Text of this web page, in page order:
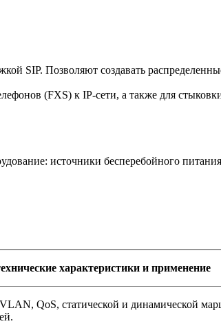
SIP. Позволяют создавать
(FXS) к IP-сети, а также для
источники бесперебойного
характеристики и применение
QoS, статической и динамической